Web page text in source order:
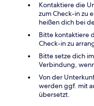
Kontaktiere die
zum Check-in zu
heißen dich bei
Bitte kontaktiere
Check-in zu
Bitte setze dich
Verbindung,
Von der
werden ggf. mit
übersetzt.